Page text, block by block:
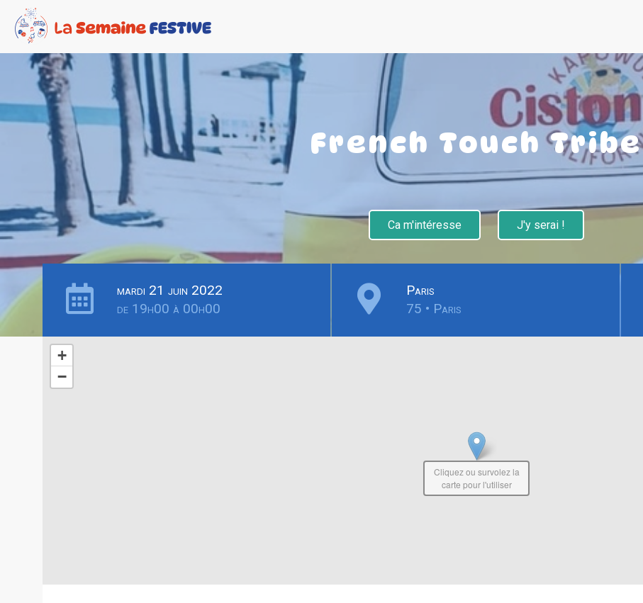
French Touch Tribe
Ca m'intéresse J'y serai !
mardi 21 juin 2022
de 19h00 à 00h00
Paris
75 • Paris
+
−
Cliquez ou survolez la
carte pour l'utiliser